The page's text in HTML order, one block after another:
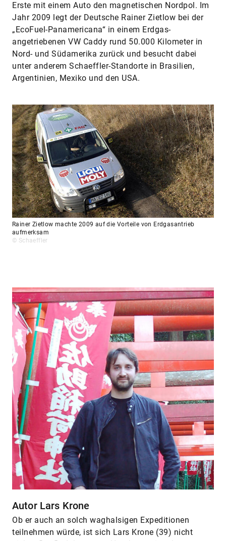
Erste mit einem Auto den magnetischen Nordpol. Im
Jahr 2009 legt der Deutsche Rainer Zietlow bei der
„EcoFuel-Panamericana“ in einem Erdgas-
angetriebenen VW Caddy rund 50.000 Kilometer in
Nord- und Südamerika zurück und besucht dabei
unter anderem Schaeffler-Standorte in Brasilien,
Argentinien, Mexiko und den USA.
Rainer Zietlow machte 2009 auf die Vorteile von Erdgasantrieb
aufmerksam
© Schaeffler
Autor Lars Krone
Ob er auch an solch waghalsigen Expeditionen
teilnehmen würde, ist sich Lars Krone (39) nicht